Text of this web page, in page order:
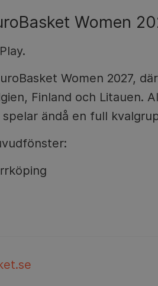
Women
Women 2027,
Finland och Litauen.
ändå en full